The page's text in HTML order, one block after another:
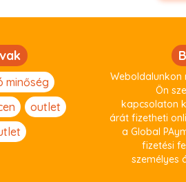
minőség
outlet
Weboldalunkon
Ön
kapcsolaton
árát fizetheti
a Global
fizetési
személyes